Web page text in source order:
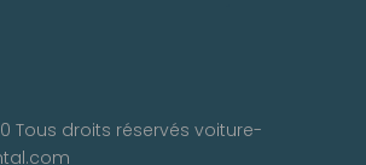
Tous droits réservés voiture-